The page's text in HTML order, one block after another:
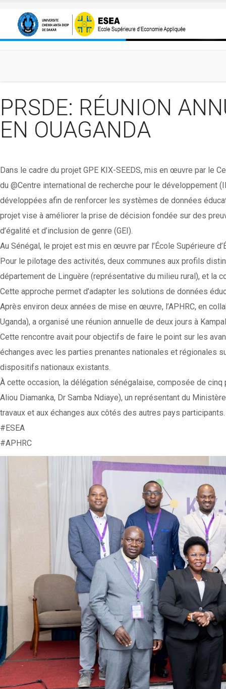
PRSDE: RÉUNION
EN OUAGANDA
Dans le cadre du projet GPE KIX-SEEDS, mis en œuvre par le
du @Centre international de recherche pour le
développées afin de renforcer les systèmes de données
projet vise à améliorer la prise de décision fondée sur des
d’égalité et d’inclusion de genre (GEI).
Au Sénégal, le projet est mis en œuvre par l’École Supérieure
Pour le pilotage des activités, deux communes aux profils
département de Linguère (représentative du milieu rural), et la
Cette approche permet d’adapter les solutions de données
Après environ deux années de mise en œuvre, l’APHRC, en
Uganda), a organisé une réunion annuelle de deux jours à
Cette rencontre avait pour objectifs de faire le point sur les
échanges avec les parties prenantes nationales et régionales
dispositifs nationaux existants.
À cette occasion, la délégation sénégalaise, composée de
Aliou Diamanka, Dr Samba Ndiaye), un représentant du
travaux et aux échanges aux côtés des autres pays participants.
#ESEA
#APHRC